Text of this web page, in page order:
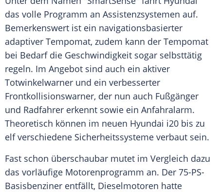
das volle Programm an Assistenzsystemen auf.
Bemerkenswert ist ein navigationsbasierter
adaptiver Tempomat, zudem kann der Tempomat
bei Bedarf die Geschwindigkeit sogar selbsttätig
regeln. Im Angebot sind auch ein aktiver
Totwinkelwarner und ein verbesserter
Frontkollisionswarner, der nun auch Fußgänger
und Radfahrer erkennt sowie ein Anfahralarm.
Theoretisch können im neuen Hyundai i20 bis zu
elf verschiedene Sicherheitssysteme verbaut sein.
Fast schon überschaubar mutet im Vergleich dazu
das vorläufige Motorenprogramm an. Der 75-PS-
Basisbenziner entfällt, Dieselmotoren hatte